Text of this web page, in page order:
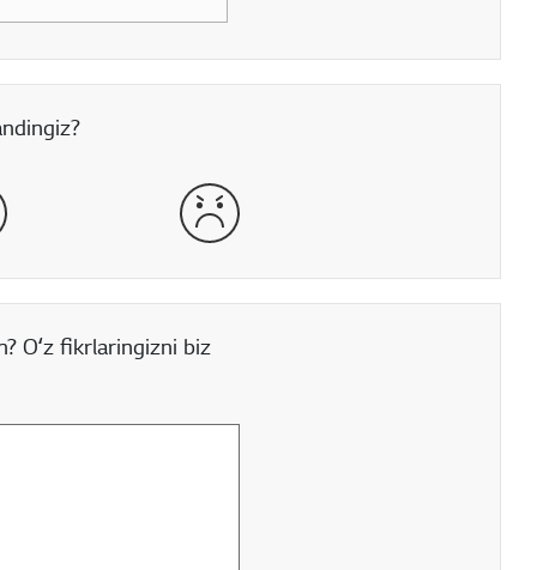
Oʻz fikrlaringizni biz